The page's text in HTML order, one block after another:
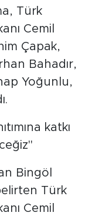
Türk
Cemil
Çapak,
Bahadır,
Yoğunlu,
katkı
Bingöl
Türk
Cemil